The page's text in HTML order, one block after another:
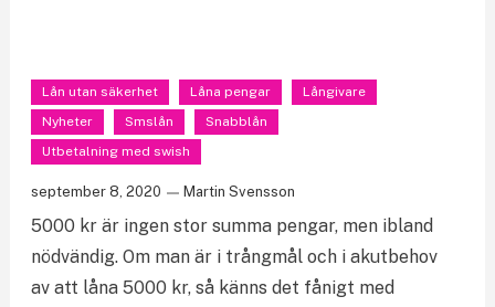
Lån utan säkerhet Låna pengar
Långivare
Nyheter
Smslån
Snabblån
Utbetalning med swish
september 8, 2020 Martin Svensson
5000 kr är ingen stor summa pengar, men ibland
nödvändig. Om man är i trångmål och i akutbehov
av att låna 5000 kr, så känns det fånigt med